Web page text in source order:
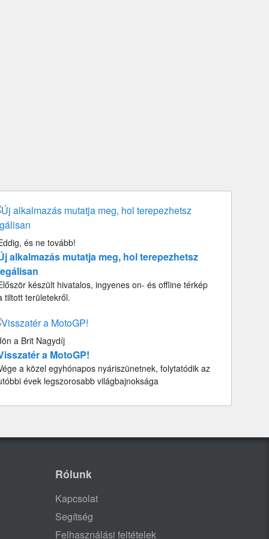
és ne tovább!
alkalmazás mutatja meg, hol terepezhetsz
készült hivatalos, ingyenes on- és offline térkép
tiltott területekről.
a Brit Nagydíj
a MotoGP!
a közel egyhónapos nyáriszünetnek, folytatódik az
évek legszorosabb világbajnoksága
Rólunk
Kapcsolat
Segítség
Felhasználási feltételek